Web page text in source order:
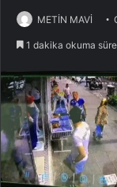
METİN MAVİ
1 dakika okuma